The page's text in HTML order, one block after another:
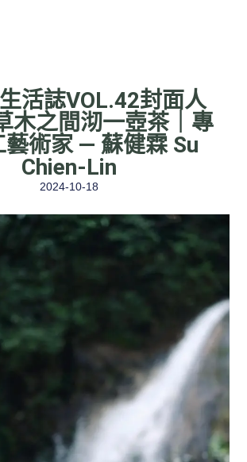
生活誌VOL.42封面人
木之間沏一壺茶｜專
藝術家 — 蘇健霖 Su
Chien-Lin
2024-10-18